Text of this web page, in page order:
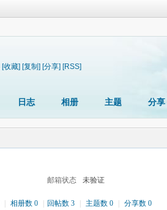
[收藏] [复制] [分享] [RSS]
日志 相册 主题 分享
邮箱状态 未验证
相册数 0 回帖数 3 主题数 0 分享数 0